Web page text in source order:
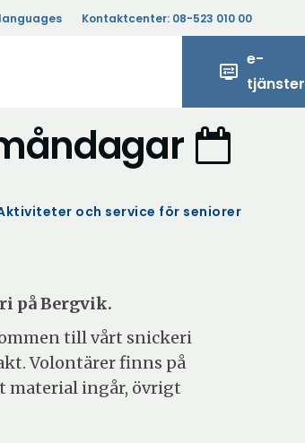
Kontaktcenter: 08-523 010 00
display_settings
e-
tjänster
och service för seniorer
på Bergvik.
till vårt snickeri
Volontärer finns på
material ingår, övrigt